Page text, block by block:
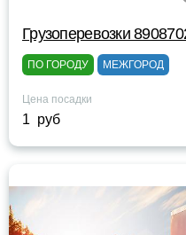
Грузоперевозки
ПО ГОРОДУ МЕЖГОРОД
Цена посадки
1 руб